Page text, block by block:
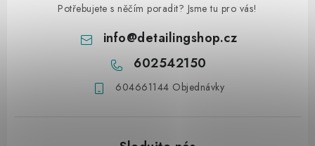
Potřebujete s něčím poradit? Jsme tu pro vás!
info@detailingshop.cz
602542150
604661144 Objednávky